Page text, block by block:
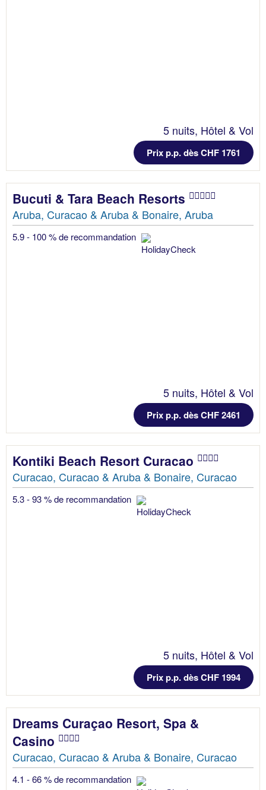
5 nuits, Hôtel & Vol
Prix p.p. dès CHF 1761
Bucuti & Tara Beach Resorts
Aruba, Curacao & Aruba & Bonaire, Aruba
5.9 - 100 % de recommandation
5 nuits, Hôtel & Vol
Prix p.p. dès CHF 2461
Kontiki Beach Resort Curacao
Curacao, Curacao & Aruba & Bonaire, Curacao
5.3 - 93 % de recommandation
5 nuits, Hôtel & Vol
Prix p.p. dès CHF 1994
Dreams Curaçao Resort, Spa &
Casino
Curacao, Curacao & Aruba & Bonaire, Curacao
4.1 - 66 % de recommandation